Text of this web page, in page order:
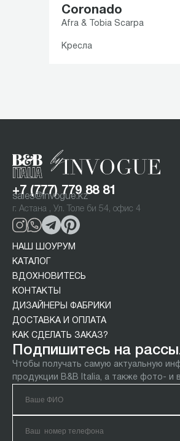
Coronado
Afra & Tobia Scarpa
Кресла
+7 (777) 779 88 81
sales@invogue.kz
г. Астана , Ул. Толе би 54, офис 4
НАШ ШОУРУМ
КАТАЛОГ
ВДОХНОВИТЕСЬ
КОНТАКТЫ
ДИЗАЙНЕРЫ ФАБРИКИ
ДОСТАВКА И ОПЛАТА
КАК СДЕЛАТЬ ЗАКАЗ?
Подпишитесь на
Чтобы получать самую актуальную
продукции B&B Italia, а также фото- и